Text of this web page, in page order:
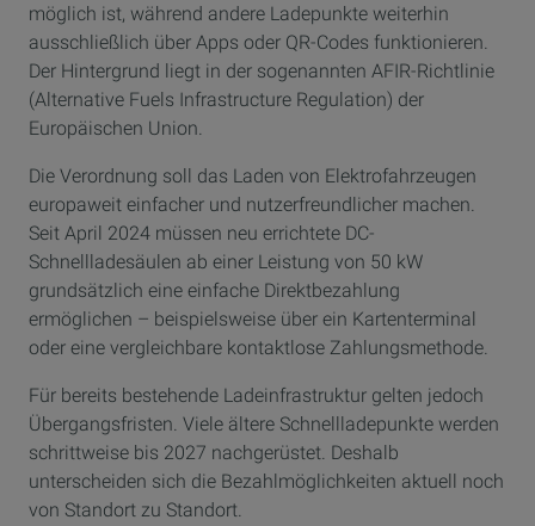
möglich ist, während andere Ladepunkte weiterhin
ausschließlich über Apps oder QR-Codes funktionieren.
Der Hintergrund liegt in der sogenannten AFIR-Richtlinie
(Alternative Fuels Infrastructure Regulation) der
Europäischen Union.
Die Verordnung soll das Laden von Elektrofahrzeugen
europaweit einfacher und nutzerfreundlicher machen.
Seit April 2024 müssen neu errichtete DC-
Schnellladesäulen ab einer Leistung von 50 kW
grundsätzlich eine einfache Direktbezahlung
ermöglichen – beispielsweise über ein Kartenterminal
oder eine vergleichbare kontaktlose Zahlungsmethode.
Für bereits bestehende Ladeinfrastruktur gelten jedoch
Übergangsfristen. Viele ältere Schnellladepunkte werden
schrittweise bis 2027 nachgerüstet. Deshalb
unterscheiden sich die Bezahlmöglichkeiten aktuell noch
von Standort zu Standort.